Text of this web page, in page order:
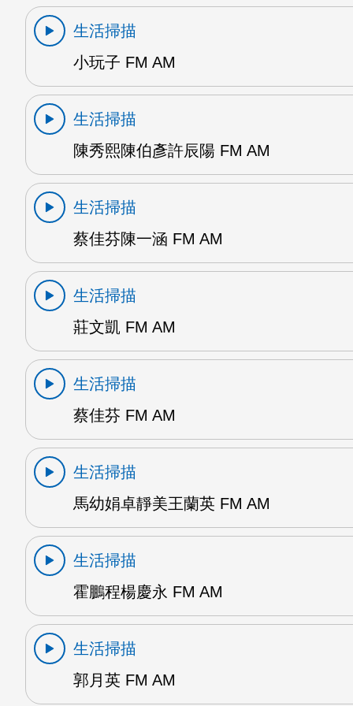
生活掃描
小玩子 FM AM
生活掃描
陳秀熙陳伯彥許辰陽 FM AM
生活掃描
蔡佳芬陳一涵 FM AM
生活掃描
莊文凱 FM AM
生活掃描
蔡佳芬 FM AM
生活掃描
馬幼娟卓靜美王蘭英 FM AM
生活掃描
霍鵬程楊慶永 FM AM
生活掃描
郭月英 FM AM